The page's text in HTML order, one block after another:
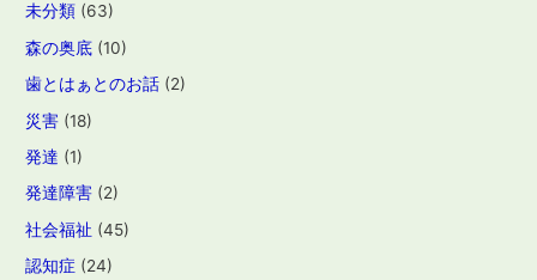
未分類 (63)
森の奥底 (10)
歯とはぁとのお話 (2)
災害 (18)
発達 (1)
発達障害 (2)
社会福祉 (45)
認知症 (24)